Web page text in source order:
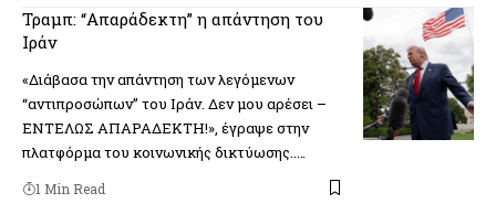
Τραμπ: “Απαράδεκτη” η απάντηση του
Ιράν
«Διάβασα την απάντηση των λεγόμενων
“αντιπροσώπων” του Ιράν. Δεν μου αρέσει –
ΕΝΤΕΛΩΣ ΑΠΑΡΑΔΕΚΤΗ!», έγραψε στην
πλατφόρμα του κοινωνικής δικτύωσης..…
1 Min Read